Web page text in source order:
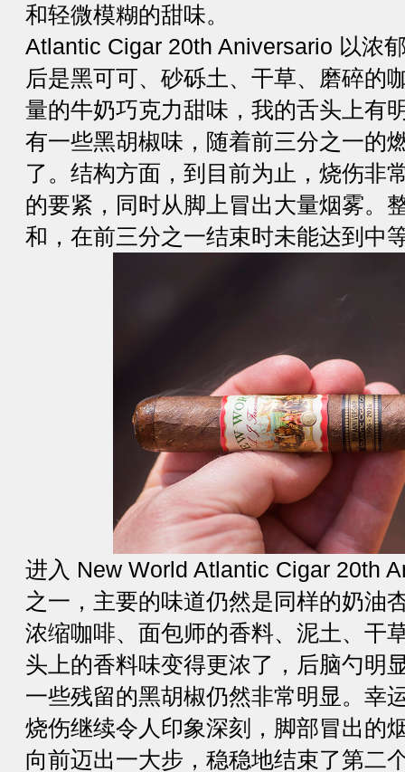
和轻微模糊的甜味。
Atlantic Cigar 20th Aniversario 以浓
后是黑可可、砂砾土、干草、磨碎的
量的牛奶巧克力甜味，我的舌头上有
有一些黑胡椒味，随着前三分之一的
了。结构方面，到目前为止，烧伤非
的要紧，同时从脚上冒出大量烟雾。
和，在前三分之一结束时未能达到中
进入 New World Atlantic Cigar 20th
之一，主要的味道仍然是同样的奶油
浓缩咖啡、面包师的香料、泥土、干
头上的香料味变得更浓了，后脑勺明
一些残留的黑胡椒仍然非常明显。幸
烧伤继续令人印象深刻，脚部冒出的
向前迈出一大步，稳稳地结束了第二